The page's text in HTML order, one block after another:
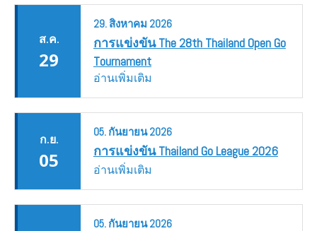
ส.ค.
29
29.สิงหาคม 2026
การแข่งขัน The 28th Thailand Open Go
Tournament
อ่านเพิ่มเติม
ก.ย.
05
05. กันยายน2026
การแข่งขัน Thailand Go League 2026
อ่านเพิ่มเติม
05. กันยายน2026